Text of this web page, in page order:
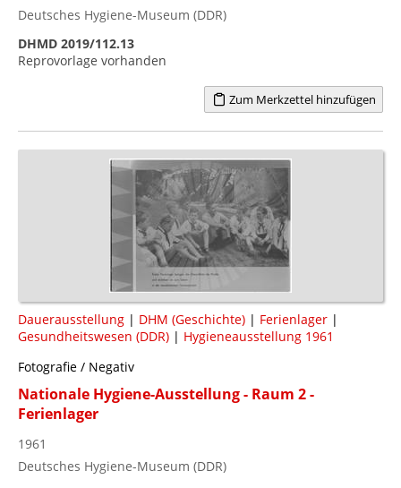
Deutsches Hygiene-Museum (DDR)
DHMD 2019/112.13
Reprovorlage vorhanden
Zum Merkzettel hinzufügen
Dauerausstellung | DHM (Geschichte) | Ferienlager |
Gesundheitswesen (DDR) | Hygieneausstellung 1961
Fotografie / Negativ
Nationale Hygiene-Ausstellung - Raum 2 -
Ferienlager
1961
Deutsches Hygiene-Museum (DDR)